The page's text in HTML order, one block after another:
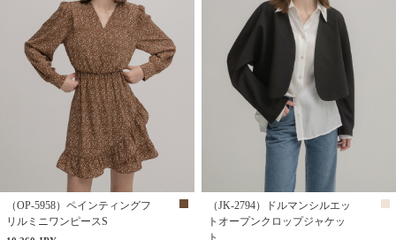
（OP-5958）ペインティングフ
リルミニワンピースS
（JK-2794）ドルマンシルエッ
トオープンクロップジャケッ
ト